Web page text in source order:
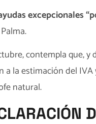
excepcionales
contempla que,
la estimación del
natural.